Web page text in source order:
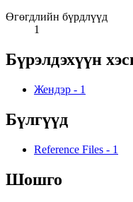
Өгөгдлийн бүрдлүүд
1
Бүрэлдэхүүн
Жендэр - 1
Бүлгүүд
Reference Files - 1
Шошго